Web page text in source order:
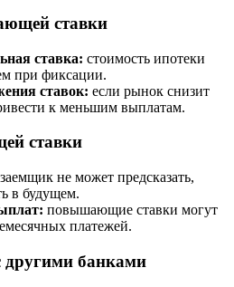
ставки
ставка: стоимость ипотеки
при фиксации.
ставок: если рынок снизит
к меньшим выплатам.
ставки
заемщик не может предсказать,
в будущем.
повышающие ставки могут
платежей.
другими банками